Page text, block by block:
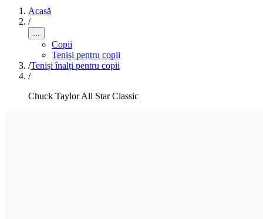
Acasă
/
...
Copii
Teniși pentru copii
/Teniși înalți pentru copii
/
Chuck Taylor All Star Classic